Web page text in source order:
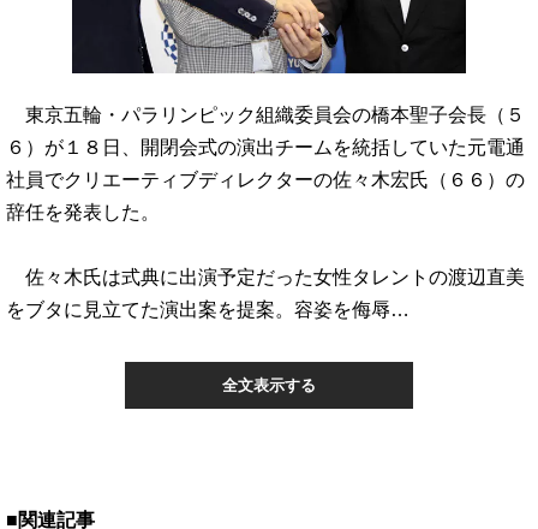
東京五輪・パラリンピック組織委員会の橋本聖子会長（５
６）が１８日、開閉会式の演出チームを統括していた元電通
社員でクリエーティブディレクターの佐々木宏氏（６６）の
辞任を発表した。
佐々木氏は式典に出演予定だった女性タレントの渡辺直美
をブタに見立てた演出案を提案。容姿を侮辱…
全文表示する
■関連記事